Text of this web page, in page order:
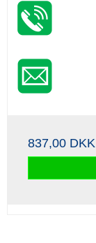
837,00 DKK